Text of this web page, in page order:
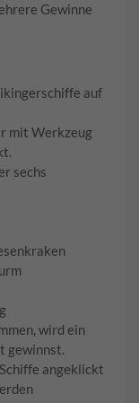
Gewinne
auf
mit Werkzeug
sechs
wird ein
gewinnst.
angeklickt